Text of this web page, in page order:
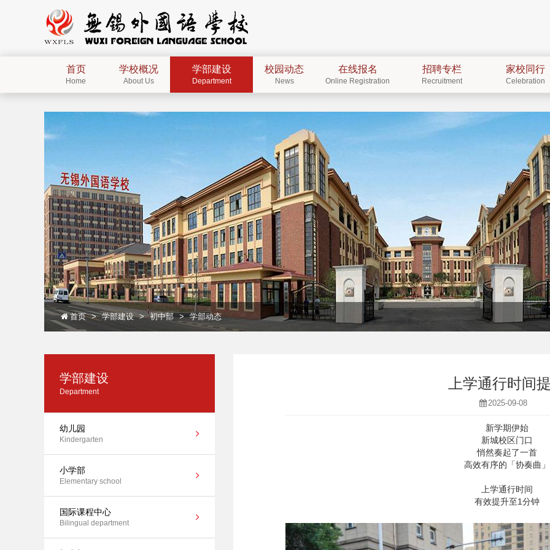
首页
Home
学校概况
About Us
学部建设
Department
校园动态
News
在线报名
Online Registration
招聘专栏
Recruitment
家校同行
Celebration
首页 学部建设 初中部 学部动态
学部建设
Department
幼儿园
Kindergarten
小学部
Elementary school
国际课程中心
Bilingual department
上学通行时间
2025-09-08
新学期伊始
新城校区门口
悄然奏起了一首
高效有序的「协奏曲」
上学通行时间
有效提升至1分钟